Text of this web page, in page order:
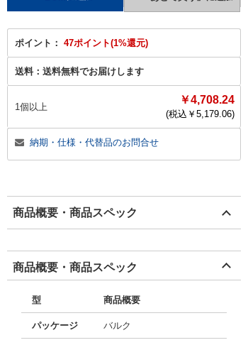
ポイント： 47ポイント(1%還元)
送料： 送料無料でお届けします
1個以上
￥4,708.24
(税込￥ 5,179.06)
納期・仕様・代替品のお問合せ
商品概要・商品スペック
商品概要・商品スペック
型 商品概要
パッケージ バルク